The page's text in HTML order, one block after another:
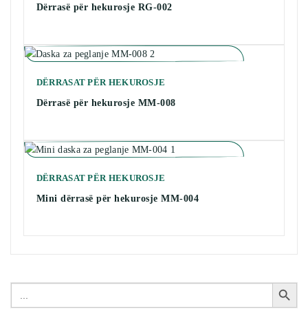
Dërrasë për hekurosje RG-002
DËRRASAT PËR HEKUROSJE
Dërrasë për hekurosje MM-008
DËRRASAT PËR HEKUROSJE
Mini dërrasë për hekurosje MM-004
Search
for:
Search Button